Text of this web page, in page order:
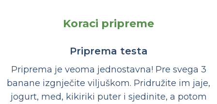
Koraci pripreme
Priprema testa
Priprema je veoma jednostavna! Pre svega 3
banane izgnječite viljuškom. Pridružite im jaje,
jogurt, med, kikiriki puter i sjedinite, a potom